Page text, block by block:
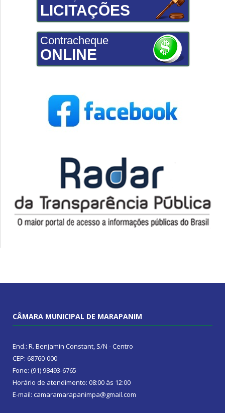
LICITAÇÕES
Contracheque
ONLINE
CÂMARA MUNICIPAL DE MARAPANIM
End.: R. Benjamin Constant, S/N - Centro
CEP: 68760-000
Fone: (91) 98493-6765
Horário de atendimento: 08:00 às 12:00
E-mail: camaramarapanimpa@gmail.com